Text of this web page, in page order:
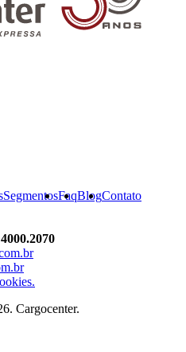
SegmentosFaqBlogContato
4000.2070
Cargocenter.